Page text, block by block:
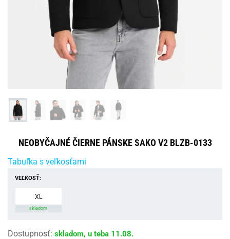
NEOBYČAJNÉ ČIERNE PÁNSKE SAKO V2 BLZB-0133
Tabuľka s veľkosťami
VEĽKOSŤ:
XL
skladom
Dostupnosť: skladom, u teba 11.08.